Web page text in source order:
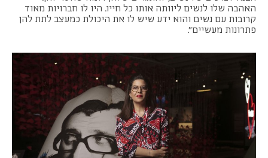
האהבה שלו לנשים ליוותה אותו כל חייו. היו לו חברויות מאוד
קרובות עם נשים והוא ידע שיש לו את היכולת כמעצב לתת להן
פתרונות מעשיים".